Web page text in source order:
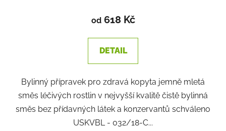
od618 Kč
DETAIL
Bylinný přípravek pro zdravá kopyta jemně mletá
směs léčivých rostlin v nejvyšší kvalitě čistě bylinná
směs bez přídavných látek a konzervantů schváleno
USKVBL - 032/18-C...